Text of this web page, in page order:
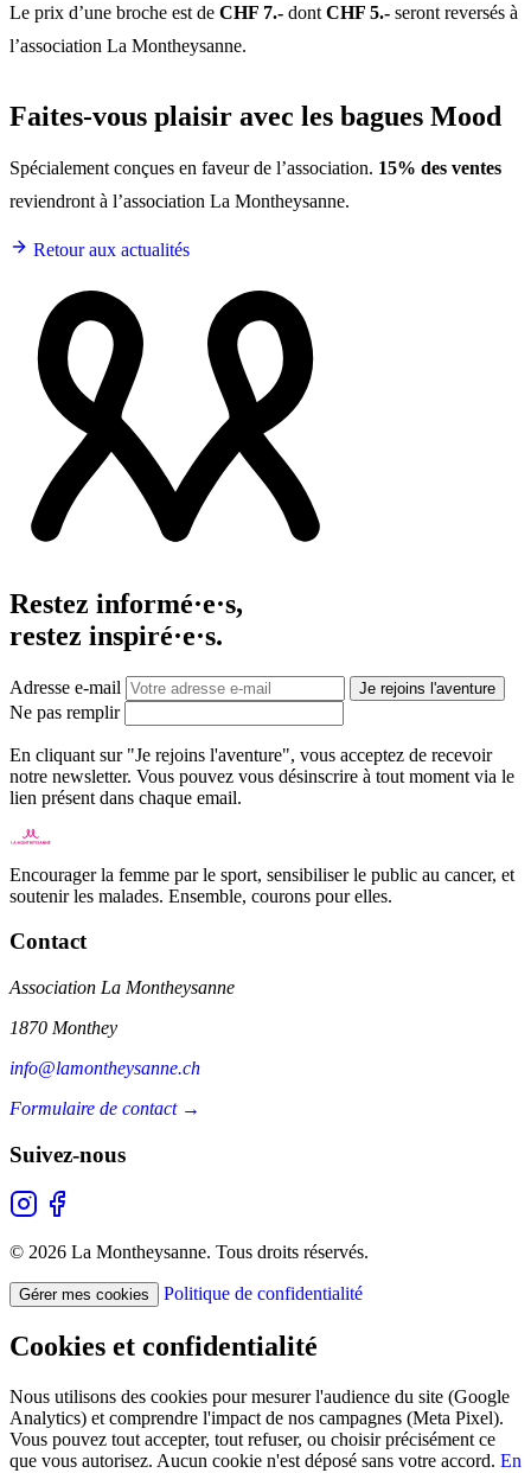
Le prix d’une broche est de CHF 7.- dont CHF 5.- seront reversés à
l’association La Montheysanne.
Faites-vous plaisir avec les bagues Mood
Spécialement conçues en faveur de l’association. 15% des ventes
reviendront à l’association La Montheysanne.
Retour aux actualités
Restez informé·e·s,
restez inspiré·e·s.
Adresse e-mail Je rejoins l'aventure
Ne pas remplir
En cliquant sur "Je rejoins l'aventure", vous acceptez de recevoir
notre newsletter. Vous pouvez vous désinscrire à tout moment via le
lien présent dans chaque email.
Encourager la femme par le sport, sensibiliser le public au cancer, et
soutenir les malades. Ensemble, courons pour elles.
Contact
Association La Montheysanne
1870 Monthey
info@lamontheysanne.ch
Formulaire de contact →
Suivez-nous
© 2026 La Montheysanne. Tous droits réservés.
Gérer mes cookies Politique de confidentialité
Cookies et confidentialité
Nous utilisons des cookies pour mesurer l'audience du site (Google
Analytics) et comprendre l'impact de nos campagnes (Meta Pixel).
Vous pouvez tout accepter, tout refuser, ou choisir précisément ce
que vous autorisez. Aucun cookie n'est déposé sans votre accord. En